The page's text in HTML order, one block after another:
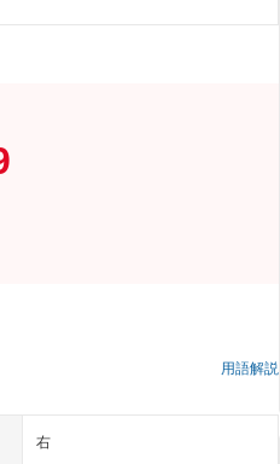
用語解説
右